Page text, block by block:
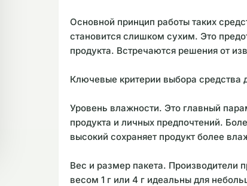
Основной принцип работы таких
становится слишком сухим. Это
продукта. Встречаются решения от
Ключевые критерии выбора средства
Уровень влажности. Это главный
продукта и личных предпочтений.
высокий сохраняет продукт более
Вес и размер пакета. Производители
весом 1 г или 4 г идеальны для